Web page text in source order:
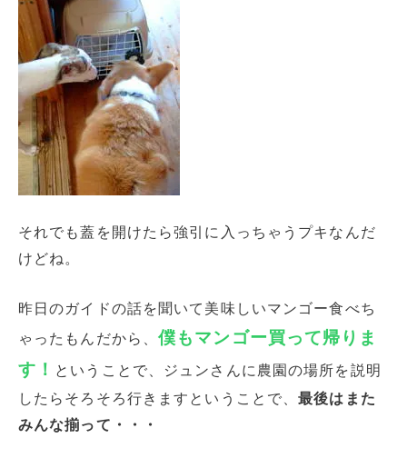
それでも蓋を開けたら強引に入っちゃうプキなんだ
けどね。
昨日のガイドの話を聞いて美味しいマンゴー食べち
ゃったもんだから、僕もマンゴー買って帰りま
す！ ということで、ジュンさんに農園の場所を説明
したらそろそろ行きますということで、最後はまた
みんな揃って・・・